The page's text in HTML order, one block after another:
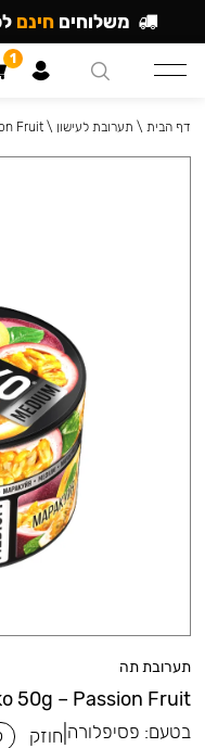
תערובת תה
50g – Passion Fruit
בטעם: פסיפלורה חוזק
דף הבית \ תערובת לעישון \
Fruit
משלוחים חינם
1